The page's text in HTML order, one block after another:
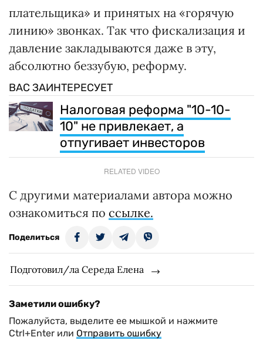
плательщика» и принятых на «горячую
линию» звонках. Так что фискализация и
давление закладываются даже в эту,
абсолютно беззубую, реформу.
ВАС ЗАИНТЕРЕСУЕТ
Налоговая реформа "10-10-
10" не привлекает, а
отпугивает инвесторов
RELATED VIDEO
С другими материалами автора можно
ознакомиться по ссылке.
Поделиться
Подготовил/ла Середа Елена
Заметили ошибку?
Пожалуйста, выделите ее мышкой и нажмите
Ctrl+Enter или Отправить ошибку